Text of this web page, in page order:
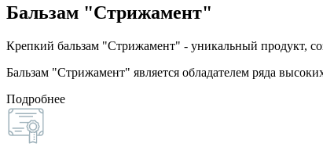
Бальзам "Стрижамент"
Крепкий бальзам "Стрижамент" - уникальный продукт,
Бальзам "Стрижамент" является обладателем ряда
Подробнее